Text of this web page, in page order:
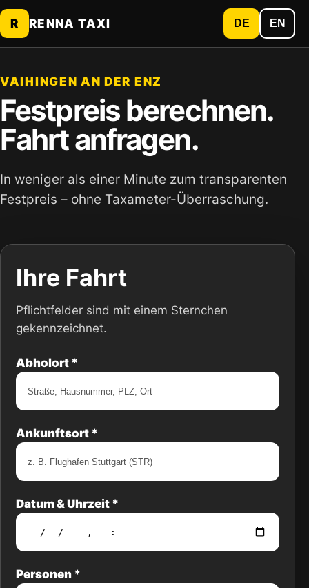
R RENNA TAXI DE EN
VAIHINGEN AN DER ENZ
Festpreis berechnen.
Fahrt anfragen.
In weniger als einer Minute zum transparenten
Festpreis – ohne Taxameter-Überraschung.
Ihre Fahrt
Pflichtfelder sind mit einem Sternchen
gekennzeichnet.
Abholort *
Ankunftsort *
Datum & Uhrzeit *
Personen *